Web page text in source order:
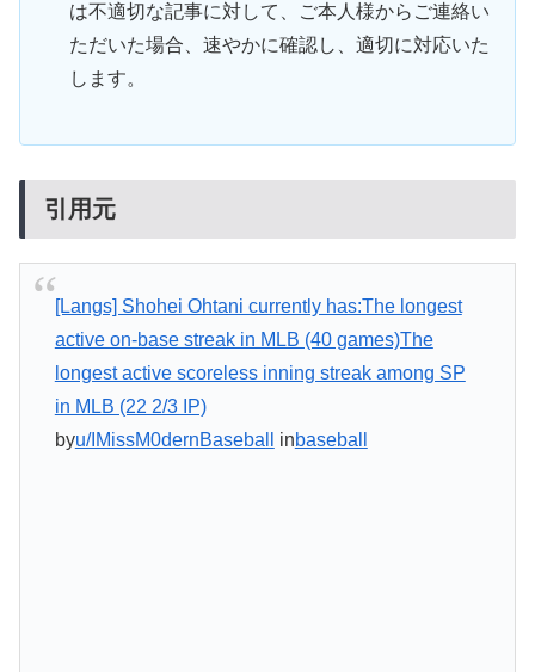
は不適切な記事に対して、ご本人様からご連絡い
ただいた場合、速やかに確認し、適切に対応いた
します。
引用元
[Langs] Shohei Ohtani currently has:The longest
active on-base streak in MLB (40 games)The
longest active scoreless inning streak among SP
in MLB (22 2/3 IP)
byu/IMissM0dernBaseball inbaseball